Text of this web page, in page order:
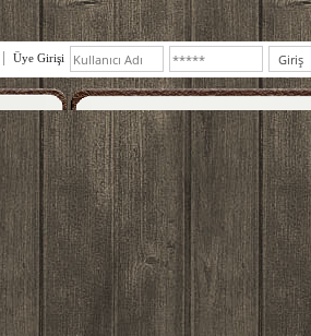
Üye Girişi